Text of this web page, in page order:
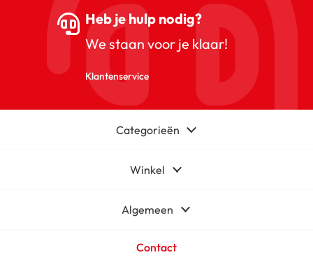
Heb je hulp nodig?
We staan voor je klaar!
Klantenservice
Categorieën
Winkel
Algemeen
Contact